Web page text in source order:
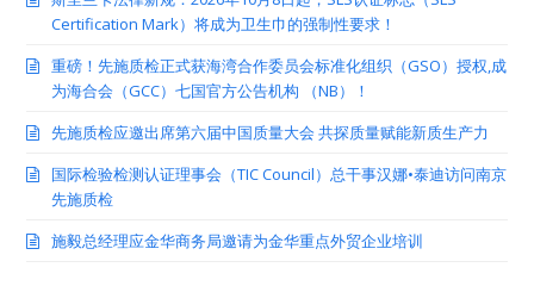
Certification Mark）将成为卫生巾的强制性要求！
重磅！先施质检正式获海湾合作委员会标准化组织（GSO）授权,成
为海合会（GCC）七国官方公告机构 （NB）！
先施质检应邀出席第六届中国质量大会 共探质量赋能新质生产力
国际检验检测认证理事会（TIC Council）总干事汉娜•泰迪访问南京
先施质检
施毅总经理应金华商务局邀请为金华重点外贸企业培训